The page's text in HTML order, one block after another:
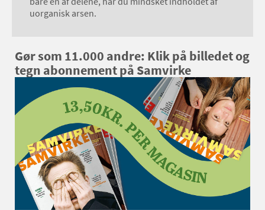
uorganisk arsen.
Gør som 11.000 andre: Klik på billedet og
tegn abonnement på Samvirke